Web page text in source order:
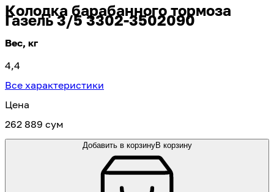
Колодка барабанного тормоза
Газель 3/5 3302-3502090
Вес, кг
4,4
Все характеристики
Цена
262 889 сум
Добавить в корзинуВ корзину